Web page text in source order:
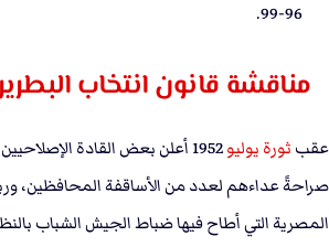
96-99.
مناقشة قانون انتخاب البطريرك
عقب ثورة يوليو
صراحةً عداءهم لعدد من الأساقفة المحافظين،
المصرية التي أطاح فيها ضباط الجيش الشباب